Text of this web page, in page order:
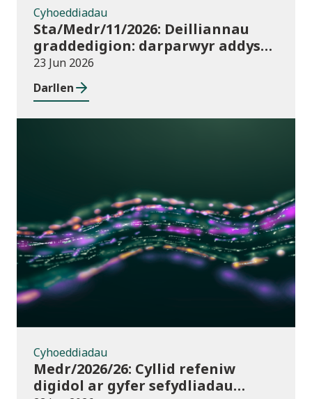
Cyhoeddiadau
Sta/Medr/11/2026: Deilliannau
graddedigion: darparwyr addysg
uwch 2023/24
23 Jun 2026
Darllen
Cyhoeddiadau
Cyhoeddiadau
Medr/2026/26: Cyllid refeniw
digidol ar gyfer sefydliadau